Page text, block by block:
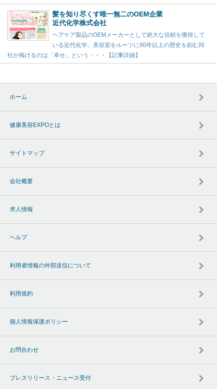
髪を知り尽くす唯一無二のOEM企業
近代化学株式会社
ヘアケア製品のOEMメーカーとして絶大な信頼を獲得して
いる近代化学。美容室をルーツに90年以上の歴史を刻む同
社が掲げるのは「幸せ」という・・・【記事詳細】
ホーム
健康美容EXPOとは
サイトマップ
会社概要
求人情報
ヘルプ
利用者情報の外部送信について
利用規約
個人情報保護ポリシー
お問合わせ
プレスリリース・ニュース受付